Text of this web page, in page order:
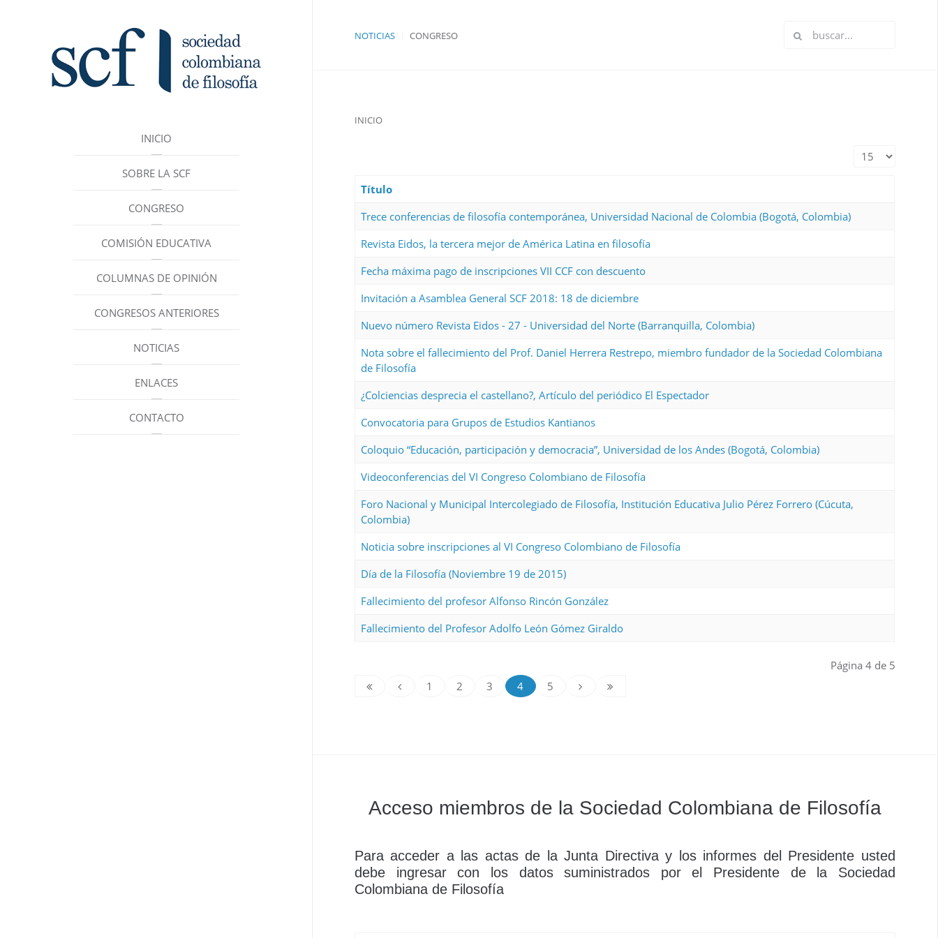
INICIO
SOBRE LA SCF
CONGRESO
COMISIÓN EDUCATIVA
COLUMNAS DE OPINIÓN
CONGRESOS ANTERIORES
NOTICIAS
ENLACES
CONTACTO
NOTICIAS CONGRESO
INICIO
Cantidad a
Título
Trece conferencias de filosofía contemporánea, Universidad Nacional de Colombia (Bogotá, Colombia)
Revista Eidos, la tercera mejor de América Latina en filosofía
Fecha máxima pago de inscripciones VII CCF con descuento
Invitación a Asamblea General SCF 2018: 18 de diciembre
Nuevo número Revista Eidos - 27 - Universidad del Norte (Barranquilla, Colombia)
Nota sobre el fallecimiento del Prof. Daniel Herrera Restrepo, miembro fundador de la Sociedad Colombiana
de Filosofía
¿Colciencias desprecia el castellano?, Artículo del periódico El Espectador
Convocatoria para Grupos de Estudios Kantianos
Coloquio “Educación, participación y democracia”, Universidad de los Andes (Bogotá, Colombia)
Videoconferencias del VI Congreso Colombiano de Filosofía
Foro Nacional y Municipal Intercolegiado de Filosofía, Institución Educativa Julio Pérez Forrero (Cúcuta,
Colombia)
Noticia sobre inscripciones al VI Congreso Colombiano de Filosofía
Día de la Filosofía (Noviembre 19 de 2015)
Fallecimiento del profesor Alfonso Rincón González
Fallecimiento del Profesor Adolfo León Gómez Giraldo
Página 4 de 5
1
2 3 4 5
Acceso miembros de la Sociedad Colombiana de Filosofía
Para acceder a las actas de la Junta Directiva y los informes del Presidente usted
debe ingresar con los datos suministrados por el Presidente de la Sociedad
Colombiana de Filosofía